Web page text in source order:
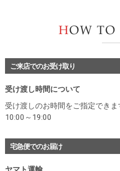
ご来店でのお受け取り
受け渡し時間について
受け渡しのお時間をご指定できま
10:00～19:00
宅急便でのお届け